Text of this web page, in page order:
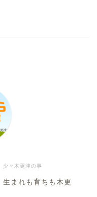
少々木更津の事
も育ちも木更
の父